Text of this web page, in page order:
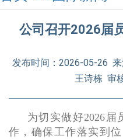
公司召开2026届
发布时间：2026-05-26
王诗栋 审
为切实做好2026届
作，确保工作落实到